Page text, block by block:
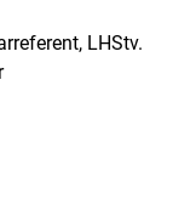
LHStv.